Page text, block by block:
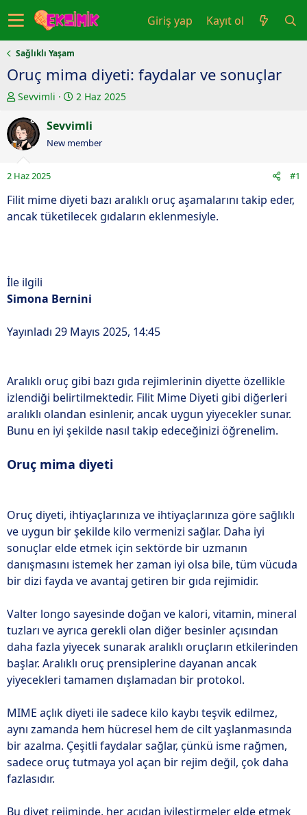
Giriş yap Kayıt ol
Sağlıklı Yaşam
Oruç mima diyeti: faydalar ve sonuçlar
K
n
u
y
u
b
a
ş
n
Sevvimli
B
ş
l
ı
ç
i
2 Haz 2025
Sevvimli
New member
2 Haz 2025 #1
Filit mime diyeti bazı aralıklı oruç aşamalarını takip eder,
ancak tüketilecek gıdaların eklenmesiyle.
İle ilgili
Simona Bernini
Yayınladı 29 Mayıs 2025, 14:45
Aralıklı oruç gibi bazı gıda rejimlerinin diyette özellikle
izlendiği belirtilmektedir. Filit Mime Diyeti gibi diğerleri
aralıklı olandan esinlenir, ancak uygun yiyecekler sunar.
Bunu en iyi şekilde nasıl takip edeceğinizi öğrenelim.
Oruç mima diyeti
Oruç diyeti, ihtiyaçlarınıza ve ihtiyaçlarınıza göre sağlıklı
ve uygun bir şekilde kilo vermenizi sağlar. Daha iyi
sonuçlar elde etmek için sektörde bir uzmanın
danışmasını istemek her zaman iyi olsa bile, tüm vücuda
bir dizi fayda ve avantaj getiren bir gıda rejimidir.
Valter longo sayesinde doğan ve kalori, vitamin, mineral
tuzları ve ayrıca gerekli olan diğer besinler açısından
daha fazla yiyecek sunarak aralıklı oruçların etkilerinden
başlar. Aralıklı oruç prensiplerine dayanan ancak
yiyecekleri tamamen dışlamadan bir protokol.
MIME açlık diyeti ile sadece kilo kaybı teşvik edilmez,
aynı zamanda hem hücresel hem de cilt yaşlanmasında
bir azalma. Çeşitli faydalar sağlar, çünkü isme rağmen,
sadece oruç tutmaya yol açan bir rejim değil, çok daha
fazlasıdır.
Bu diyet rejiminde, her açıdan iyileştirmeler elde etmek